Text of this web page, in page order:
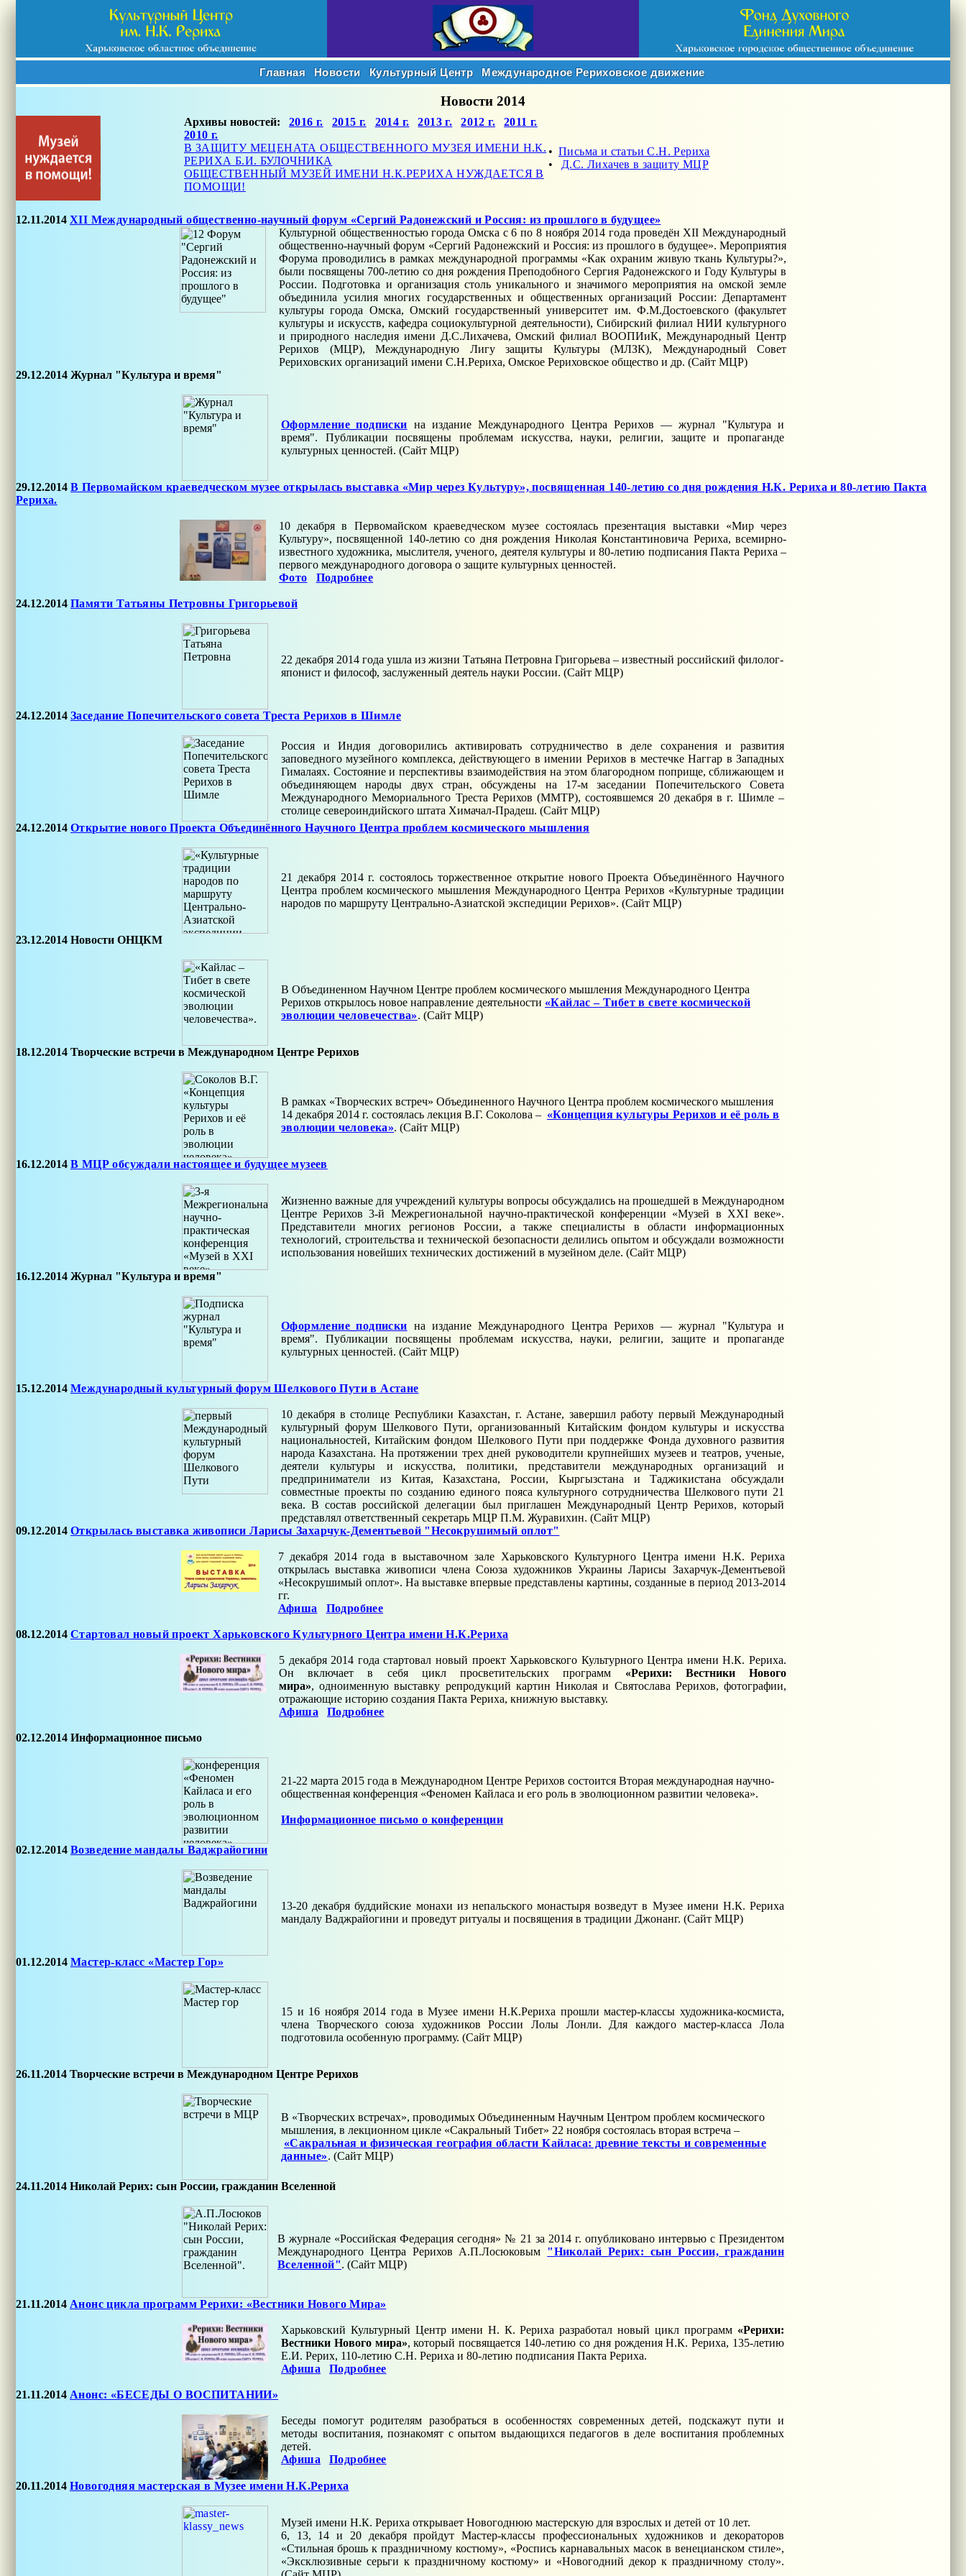
Главная Новости Культурный Центр Международное Рериховское движение
Новости 2014
Архивы новостей: 2016 г. 2015 г. 2014 г. 2013 г. 2012 г.
2011 г.
2010 г.
В ЗАЩИТУ МЕЦЕНАТА ОБЩЕСТВЕННОГО МУЗЕЯ ИМЕНИ Н.К.
РЕРИХА Б.И. БУЛОЧНИКА
ОБЩЕСТВЕННЫЙ МУЗЕЙ ИМЕНИ Н.К.РЕРИХА НУЖДАЕТСЯ В
ПОМОЩИ!
• Письма и статьи С.Н. Рериха
• Д.С. Лихачев в защиту МЦР
12.11.2014 XII Международный общественно-научный форум «Сергий Радонежский и Россия: из прошлого в будущее»
Культурной общественностью города Омска с 6 по 8 ноября 2014 года проведён XII Международный
общественно-научный форум «Сергий Радонежский и Россия: из прошлого в будущее». Мероприятия
Форума проводились в рамках международной программы «Как охраним живую ткань Культуры?»,
были посвящены 700-летию со дня рождения Преподобного Сергия Радонежского и Году Культуры в
России. Подготовка и организация столь уникального и значимого мероприятия на омской земле
объединила усилия многих государственных и общественных организаций России: Департамент
культуры города Омска, Омский государственный университет им. Ф.М.Достоевского (факультет
культуры и искусств, кафедра социокультурной деятельности), Сибирский филиал НИИ культурного
и природного наследия имени Д.C.Лихачева, Омский филиал ВООПИиК, Международный Центр
Рерихов (МЦР), Международную Лигу защиты Культуры (МЛЗК), Международный Совет
Рериховских организаций имени С.Н.Рериха, Омское Рериховское общество и др. (Сайт МЦР)
29.12.2014 Журнал "Культура и время"
Оформление_подписки на издание Международного Центра Рерихов — журнал "Культура и
время". Публикации посвящены проблемам искусства, науки, религии, защите и пропаганде
культурных ценностей. (Сайт МЦР)
29.12.2014 В Первомайском краеведческом музее открылась выставка «Мир через Культуру», посвященная 140-летию со дня рождения Н.К. Рериха и 80-летию Пакта
Рериха.
10 декабря в Первомайском краеведческом музее состоялась презентация выставки «Мир через
Культуру», посвященной 140-летию со дня рождения Николая Константиновича Рериха, всемирно-
известного художника, мыслителя, ученого, деятеля культуры и 80-летию подписания Пакта Рериха –
первого международного договора о защите культурных ценностей.
Фото
Подробнее
24.12.2014 Памяти Татьяны Петровны Григорьевой
22 декабря 2014 года ушла из жизни Татьяна Петровна Григорьева – известный российский филолог-
японист и философ, заслуженный деятель науки России. (Сайт МЦР)
24.12.2014 Заседание Попечительского совета Треста Рерихов в Шимле
Россия и Индия договорились активировать сотрудничество в деле сохранения и развития
заповедного музейного комплекса, действующего в имении Рерихов в местечке Наггар в Западных
Гималаях. Состояние и перспективы взаимодействия на этом благородном поприще, сближающем и
объединяющем народы двух стран, обсуждены на 17-м заседании Попечительского Совета
Международного Мемориального Треста Рерихов (ММТР), состоявшемся 20 декабря в г. Шимле –
столице североиндийского штата Химачал-Прадеш. (Сайт МЦР)
24.12.2014 Открытие нового Проекта Объединённого Научного Центра проблем космического мышления
21 декабря 2014 г. состоялось торжественное открытие нового Проекта Объединённого Научного
Центра проблем космического мышления Международного Центра Рерихов «Культурные традиции
народов по маршруту Центрально-Азиатской экспедиции Рерихов». (Сайт МЦР)
23.12.2014 Новости ОНЦКМ
В Объединенном Научном Центре проблем космического мышления Международного Центра
Рерихов открылось новое направление деятельности «Кайлас – Тибет в свете космической
эволюции человечества». (Сайт МЦР)
18.12.2014 Творческие встречи в Международном Центре Рерихов
В рамках «Творческих встреч» Объединенного Научного Центра проблем космического мышления
14 декабря 2014 г. состоялась лекция В.Г. Соколова – «Концепция культуры Рерихов и её роль в
эволюции человека». (Сайт МЦР)
16.12.2014 В МЦР обсуждали настоящее и будущее музеев
Жизненно важные для учреждений культуры вопросы обсуждались на прошедшей в Международном
Центре Рерихов 3-й Межрегиональной научно-практической конференции «Музей в XXI веке».
Представители многих регионов России, а также специалисты в области информационных
технологий, строительства и технической безопасности делились опытом и обсуждали возможности
использования новейших технических достижений в музейном деле. (Сайт МЦР)
16.12.2014 Журнал "Культура и время"
Оформление_подписки на издание Международного Центра Рерихов — журнал "Культура и
время". Публикации посвящены проблемам искусства, науки, религии, защите и пропаганде
культурных ценностей. (Сайт МЦР)
15.12.2014 Международный культурный форум Шелкового Пути в Астане
10 декабря в столице Республики Казахстан, г. Астане, завершил работу первый Международный
культурный форум Шелкового Пути, организованный Китайским фондом культуры и искусства
национальностей, Китайским фондом Шелкового Пути при поддержке Фонда духовного развития
народа Казахстана. На протяжении трех дней руководители крупнейших музеев и театров, ученые,
деятели культуры и искусства, политики, представители международных организаций и
предприниматели из Китая, Казахстана, России, Кыргызстана и Таджикистана обсуждали
совместные проекты по созданию единого пояса культурного сотрудничества Шелкового пути 21
века. В состав российской делегации был приглашен Международный Центр Рерихов, который
представлял ответственный секретарь МЦР П.М. Журавихин. (Сайт МЦР)
09.12.2014 Открылась выставка живописи Ларисы Захарчук-Дементьевой "Несокрушимый оплот"
7 декабря 2014 года в выставочном зале Харьковского Культурного Центра имени Н.К. Рериха
открылась выставка живописи члена Союза художников Украины Ларисы Захарчук-Дементьевой
«Несокрушимый оплот». На выставке впервые представлены картины, созданные в период 2013-2014
гг.
Афиша
Подробнее
08.12.2014 Стартовал новый проект Харьковского Культурного Центра имени Н.К.Рериха
5 декабря 2014 года стартовал новый проект Харьковского Культурного Центра имени Н.К. Рериха.
Он включает в себя цикл просветительских программ «Рерихи: Вестники Нового
мира», одноименную выставку репродукций картин Николая и Святослава Рерихов, фотографии,
отражающие историю создания Пакта Рериха, книжную выставку.
Афиша
Подробнее
02.12.2014 Информационное письмо
21-22 марта 2015 года в Международном Центре Рерихов состоится Вторая международная научно-
общественная конференция «Феномен Кайласа и его роль в эволюционном развитии человека».
Информационное письмо о конференции
02.12.2014 Возведение мандалы Ваджрайогини
13-20 декабря буддийские монахи из непальского монастыря возведут в Музее имени Н.К. Рериха
мандалу Ваджрайогини и проведут ритуалы и посвящения в традиции Джонанг. (Сайт МЦР)
01.12.2014 Мастер-класс «Мастер Гор»
15 и 16 ноября 2014 года в Музее имени Н.К.Рериха прошли мастер-классы художника-космиста,
члена Творческого союза художников России Лолы Лонли. Для каждого мастер-класса Лола
подготовила особенную программу. (Сайт МЦР)
26.11.2014 Творческие встречи в Международном Центре Рерихов
В «Творческих встречах», проводимых Объединенным Научным Центром проблем космического
мышления, в лекционном цикле «Сакральный Тибет» 22 ноября состоялась вторая встреча –
«Сакральная и физическая география области Кайласа: древние тексты и современные
данные». (Сайт МЦР)
24.11.2014 Николай Рерих: сын России, гражданин Вселенной
В журнале «Российская Федерация сегодня» № 21 за 2014 г. опубликовано интервью с Президентом
Международного Центра Рерихов А.П.Лосюковым "Николай_Рерих:_сын_России,_гражданин
Вселенной". (Сайт МЦР)
21.11.2014 Анонс цикла программ Рерихи: «Вестники Нового Мира»
Харьковский Культурный Центр имени Н. К. Рериха разработал новый цикл программ «Рерихи:
Вестники Нового мира», который посвящается 140-летию со дня рождения Н.К. Рериха, 135-летию
Е.И. Рерих, 110-летию С.Н. Рериха и 80-летию подписания Пакта Рериха.
Афиша
Подробнее
21.11.2014 Анонс: «БЕСЕДЫ О ВОСПИТАНИИ»
Беседы помогут родителям разобраться в особенностях современных детей, подскажут пути и
методы воспитания, познакомят с опытом выдающихся педагогов в деле воспитания проблемных
детей.
Афиша
Подробнее
20.11.2014 Новогодняя мастерская в Музее имени Н.К.Рериха
Музей имени Н.К. Рериха открывает Новогоднюю мастерскую для взрослых и детей от 10 лет.
6, 13, 14 и 20 декабря пройдут Мастер-классы профессиональных художников и декораторов
«Стильная брошь к праздничному костюму», «Роспись карнавальных масок в венецианском стиле»,
«Эксклюзивные серьги к праздничному костюму» и «Новогодний декор к праздничному столу».